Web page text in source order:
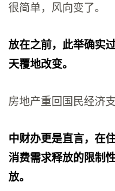
很简单，风向变了。
放在之前，此举确实
天覆地改变。
房地产重回国民经济
中财办更是直言，在
消费需求释放的限制
放。